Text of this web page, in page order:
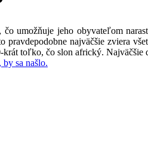
čo umožňuje jeho obyvateľom
najväčšie zviera
toľko, čo slon africký.
sa našlo.